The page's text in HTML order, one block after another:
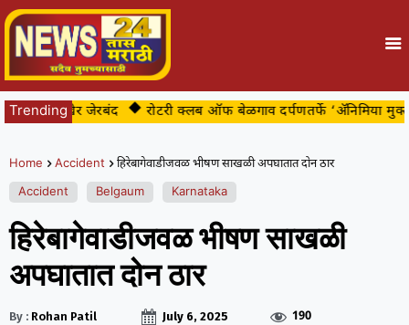
Trending
अखेर जेरबंद रोटरी क्लब ऑफ बेळगाव दर्पणतर्फे ‘ॲनिमिया मुक्त
Home Accident
हिरेबागेवाडीजवळ भीषण साखळी अपघातात दोन ठार
Accident
Belgaum Karnataka
हिरेबागेवाडीजवळ भीषण साखळी
अपघातात दोन ठार
By : Rohan Patil July 6, 2025 190